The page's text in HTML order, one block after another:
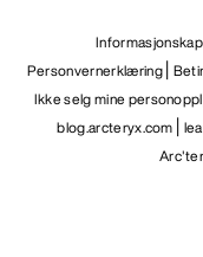
Personvernerklæring
Ikke selg mine
blog.arcteryx.com